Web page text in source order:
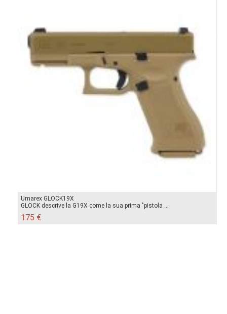
Umarex GLOCK19X
GLOCK descrive la G19X come la sua prima "pistola ...
175 €